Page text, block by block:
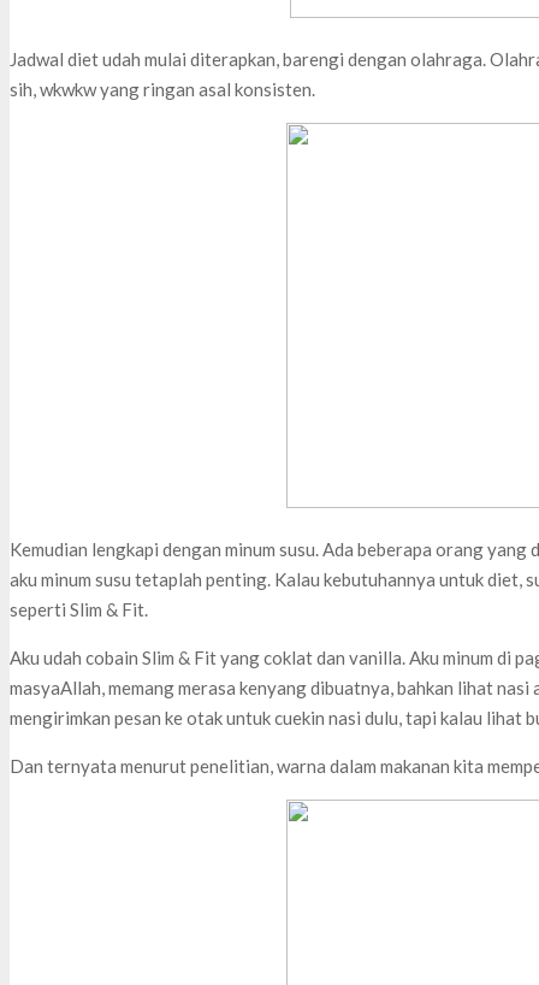
Jadwal diet udah mulai diterapkan, barengi dengan olahraga.
sih, wkwkw yang ringan asal konsisten.
Kemudian lengkapi dengan minum susu. Ada beberapa orang yang
aku minum susu tetaplah penting. Kalau kebutuhannya untuk diet,
seperti Slim & Fit.
Aku udah cobain Slim & Fit yang coklat dan vanilla. Aku minum di
masyaAllah, memang merasa kenyang dibuatnya, bahkan lihat
mengirimkan pesan ke otak untuk cuekin nasi dulu, tapi kalau lihat
Dan ternyata menurut penelitian, warna dalam makanan kita